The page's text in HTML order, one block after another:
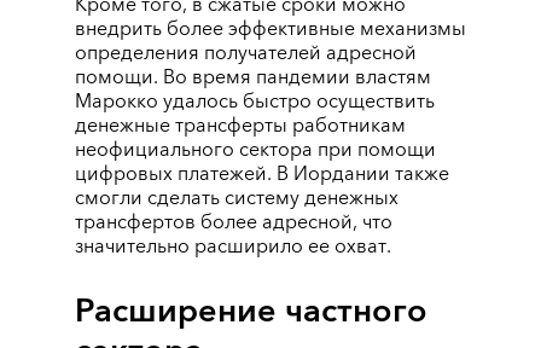
внедрить более эффективные механизмы
определения получателей адресной
помощи. Во время пандемии властям
Марокко удалось быстро осуществить
денежные трансферты работникам
неофициального сектора при помощи
цифровых платежей. В Иордании также
смогли сделать систему денежных
трансфертов более адресной, что
значительно расширило ее охват.
Расширение частного